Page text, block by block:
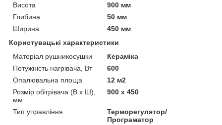
Висота
900 мм
Глибина
50 мм
Ширина
450 мм
Користувацькі характеристики
Матеріал рушникосушки
Кераміка
Потужність нагрівача, Вт
600
Опалювальна площа
12 м2
Розмір обігрівача (В х Ш),
мм
900 x 450
Тип управління
Терморегулятор/
Програматор